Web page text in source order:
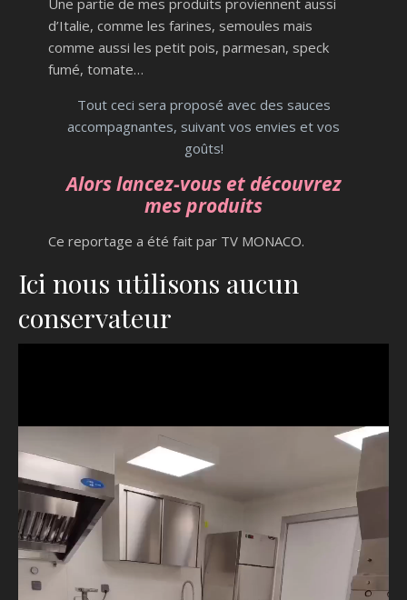
d’Italie, comme les farines, semoules mais
comme aussi les petit pois, parmesan, speck
fumé, tomate…
Tout ceci sera proposé avec des sauces
accompagnantes, suivant vos envies et vos
goûts!
Alors lancez-vous et découvrez
mes produits
Ce reportage a été fait par TV MONACO.
Ici nous utilisons aucun
conservateur